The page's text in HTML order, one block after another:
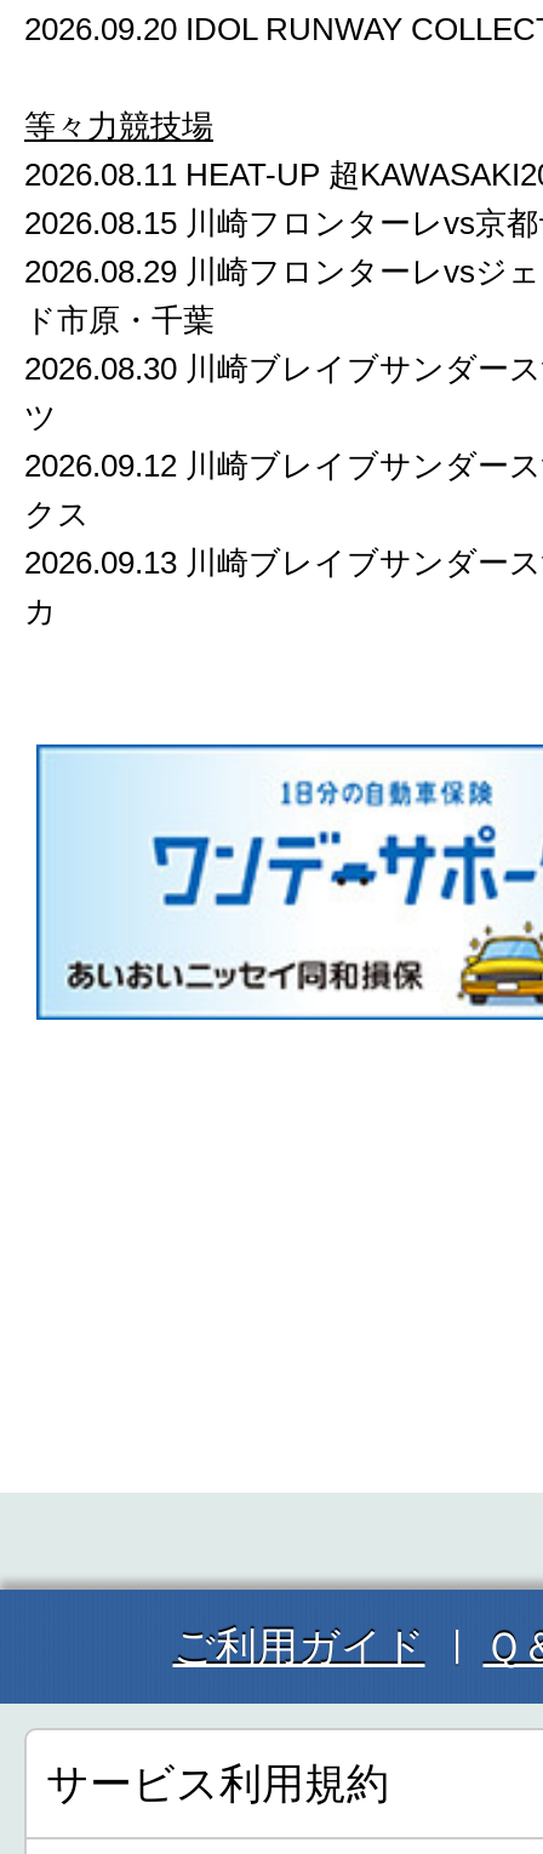
2026.09.20 IDOL RUNWAY
等々力競技場
2026.08.11 HEAT-UP 超
2026.08.15 川崎フロンターレvs京
2026.08.29 川崎フロンターレvsジ
ド市原・千葉
2026.08.30 川崎ブレイブサンダー
ツ
2026.09.12 川崎ブレイブサンダー
クス
2026.09.13 川崎ブレイブサンダー
カ
ご利用ガイド Ｑ
サービス利用規約